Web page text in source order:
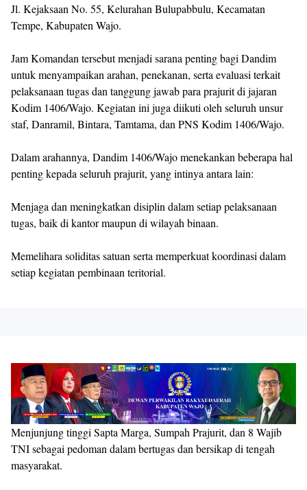
Jl. Kejaksaan No. 55, Kelurahan Bulupabbulu, Kecamatan
Tempe, Kabupaten Wajo.
Jam Komandan tersebut menjadi sarana penting bagi Dandim
untuk menyampaikan arahan, penekanan, serta evaluasi terkait
pelaksanaan tugas dan tanggung jawab para prajurit di jajaran
Kodim 1406/Wajo. Kegiatan ini juga diikuti oleh seluruh unsur
staf, Danramil, Bintara, Tamtama, dan PNS Kodim 1406/Wajo.
Dalam arahannya, Dandim 1406/Wajo menekankan beberapa hal
penting kepada seluruh prajurit, yang intinya antara lain:
Menjaga dan meningkatkan disiplin dalam setiap pelaksanaan
tugas, baik di kantor maupun di wilayah binaan.
Memelihara soliditas satuan serta memperkuat koordinasi dalam
setiap kegiatan pembinaan teritorial.
Menjunjung tinggi Sapta Marga, Sumpah Prajurit, dan 8 Wajib
TNI sebagai pedoman dalam bertugas dan bersikap di tengah
masyarakat.